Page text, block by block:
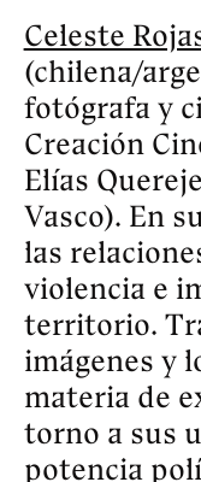
antropología del
movimiento, y la
y cultural de la
compartido
grupos de
alrededor de
plagie, copie,
reescriba este
que se mueve
INICIO
AVISO LEGAL